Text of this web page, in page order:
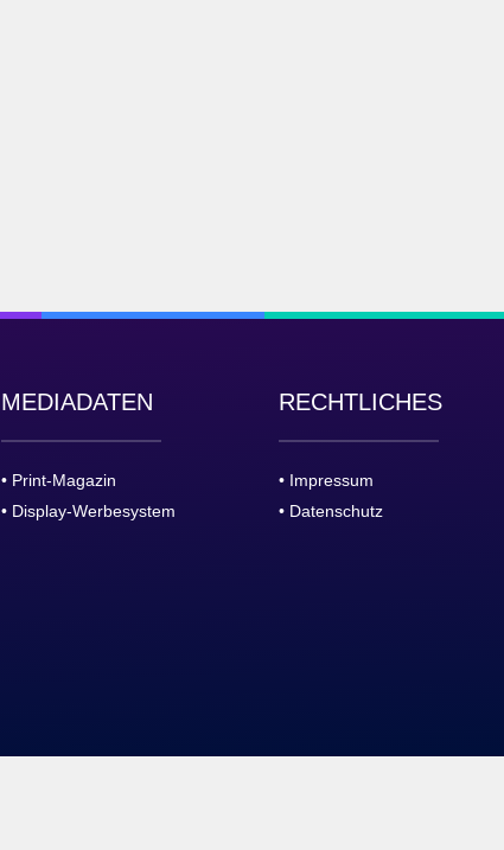
MEDIADATEN
• Print-Magazin
• Display-Werbesystem
RECHTLICHES
• Impressum
• Datenschutz